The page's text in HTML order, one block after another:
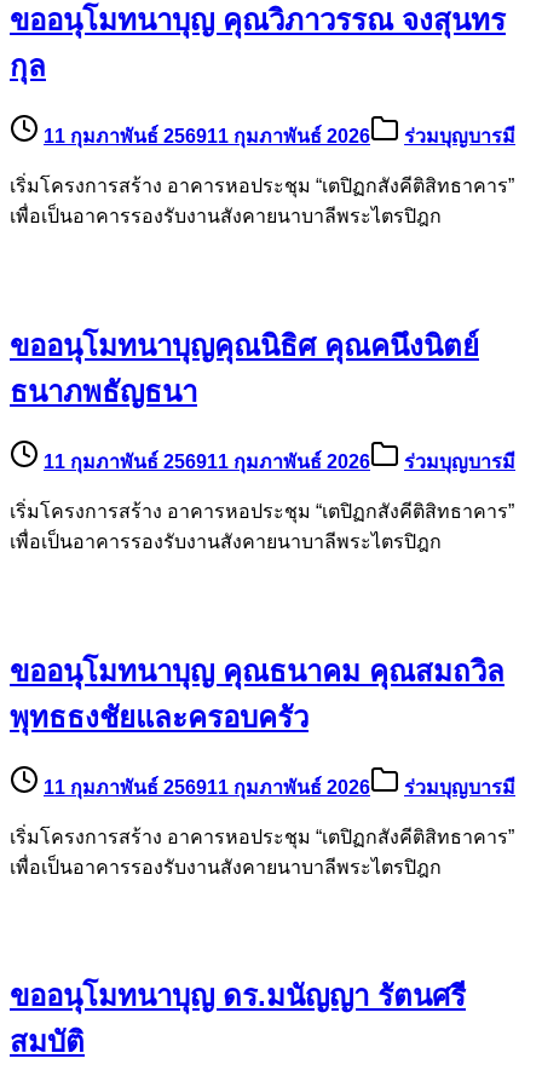
ขออนุโมทนาบุญ คุณวิภาวรรณ จงสุนทร
กุล
11 กุมภาพันธ์ 256911 กุมภาพันธ์ 2026 ร่วมบุญบารมี
เริ่มโครงการสร้าง อาคารหอประชุม “เตปิฏกสังคีติสิทธาคาร”
เพื่อเป็นอาคารรองรับงานสังคายนาบาลีพระไตรปิฎก
ขออนุโมทนาบุญคุณนิธิศ คุณคนึงนิตย์
ธนาภพธัญธนา
11 กุมภาพันธ์ 256911 กุมภาพันธ์ 2026 ร่วมบุญบารมี
เริ่มโครงการสร้าง อาคารหอประชุม “เตปิฏกสังคีติสิทธาคาร”
เพื่อเป็นอาคารรองรับงานสังคายนาบาลีพระไตรปิฎก
ขออนุโมทนาบุญ คุณธนาคม คุณสมถวิล
พุทธธงชัยและครอบครัว
11 กุมภาพันธ์ 256911 กุมภาพันธ์ 2026 ร่วมบุญบารมี
เริ่มโครงการสร้าง อาคารหอประชุม “เตปิฏกสังคีติสิทธาคาร”
เพื่อเป็นอาคารรองรับงานสังคายนาบาลีพระไตรปิฎก
ขออนุโมทนาบุญ ดร.มนัญญา รัตนศรี
สมบัติ